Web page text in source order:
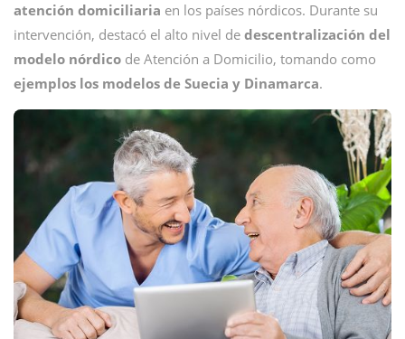
atención domiciliaria en los países nórdicos. Durante su
intervención, destacó el alto nivel de descentralización del
modelo nórdico de Atención a Domicilio, tomando como
ejemplos los modelos de Suecia y Dinamarca.